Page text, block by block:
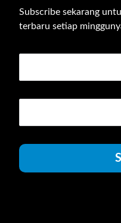
Subscribe sekarang
terbaru setiap